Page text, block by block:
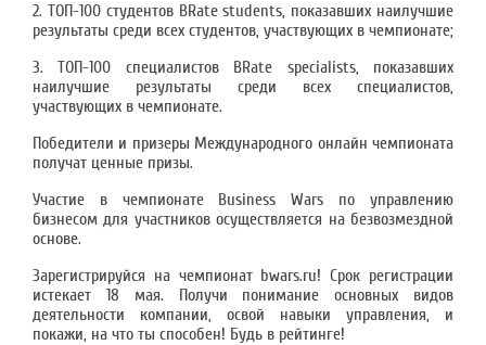
2. ТОП-100 студентов BRate students, показавших наилучшие
результаты среди всех студентов, участвующих в чемпионате;
3. ТОП-100 специалистов BRate specialists, показавших
наилучшие результаты среди всех специалистов,
участвующих в чемпионате.
Победители и призеры Международного онлайн чемпионата
получат ценные призы.
Участие в чемпионате Business Wars по управлению
бизнесом для участников осуществляется на безвозмездной
основе.
Зарегистрируйся на чемпионат bwars.ru! Срок регистрации
истекает 18 мая. Получи понимание основных видов
деятельности компании, освой навыки управления, и
покажи, на что ты способен! Будь в рейтинге!